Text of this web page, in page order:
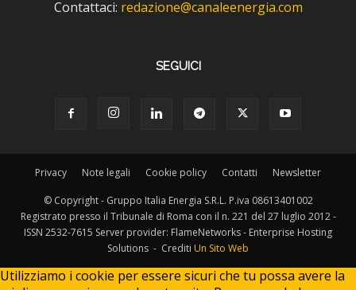
Contattaci: redazione@canaleenergia.com
SEGUICI
Privacy Note legali Cookie policy Contatti Newsletter
© Copyright - Gruppo Italia Energia S.R.L. P.iva 08613401002
Registrato presso il Tribunale di Roma con il n. 221 del 27 luglio 2012 -
ISSN 2532-7615 Server provider: FlameNetworks - Enterprise Hosting
Solutions - Crediti Un Sito Web
Utilizziamo i cookie per essere sicuri che tu possa avere la